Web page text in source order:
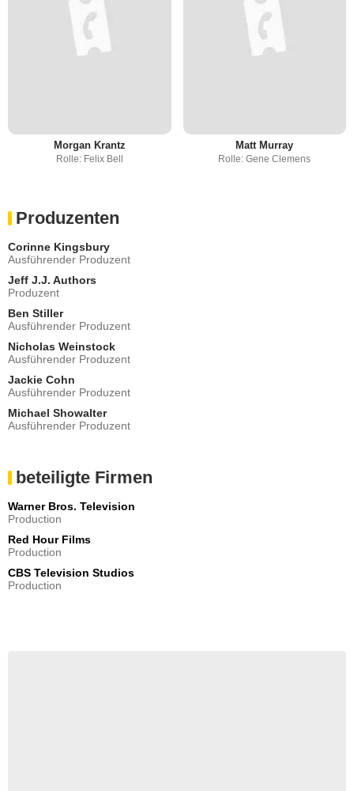
Morgan Krantz
Rolle: Felix Bell
Matt Murray
Rolle: Gene Clemens
Produzenten
Corinne Kingsbury
Ausführender Produzent
Jeff J.J. Authors
Produzent
Ben Stiller
Ausführender Produzent
Nicholas Weinstock
Ausführender Produzent
Jackie Cohn
Ausführender Produzent
Michael Showalter
Ausführender Produzent
beteiligte Firmen
Warner Bros. Television
Production
Red Hour Films
Production
CBS Television Studios
Production